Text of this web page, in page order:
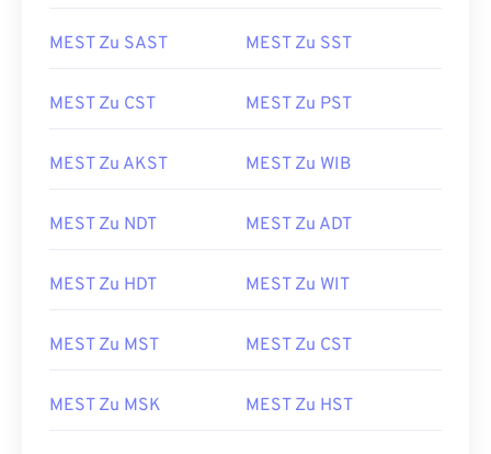
MEST Zu SAST MEST Zu SST
MEST Zu CST MEST Zu PST
MEST Zu AKST MEST Zu WIB
MEST Zu NDT MEST Zu ADT
MEST Zu HDT MEST Zu WIT
MEST Zu MST MEST Zu CST
MEST Zu MSK MEST Zu HST